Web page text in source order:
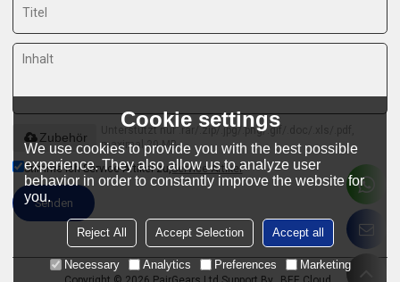
Unterstützt nur .rar/.zip/.jpg/.png/.gif/.doc/.xls/.pdf,
maximal 20 MB
Zubehör
Stimme ich Service-Artikel zu,Service-Artikel
Senden
Cookie settings
We use cookies to provide you with the best possible
experience. They also allow us to analyze user
behavior in order to constantly improve the website for
you.
Reject All Accept Selection Accept all
Necessary Analytics Preferences Marketing